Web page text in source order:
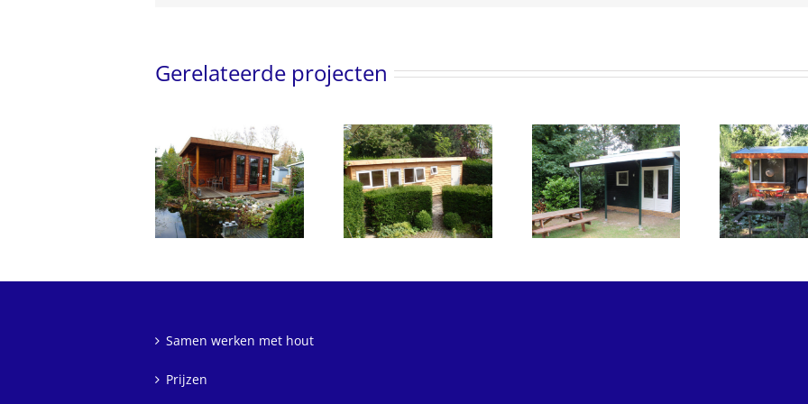
Gerelateerde projecten
Tuinhuis achter het
huis
Tuinhuis in
achtertuin
Houten tuinhuis op
volkstuinvereniging
Samen werken met hout
Prijzen